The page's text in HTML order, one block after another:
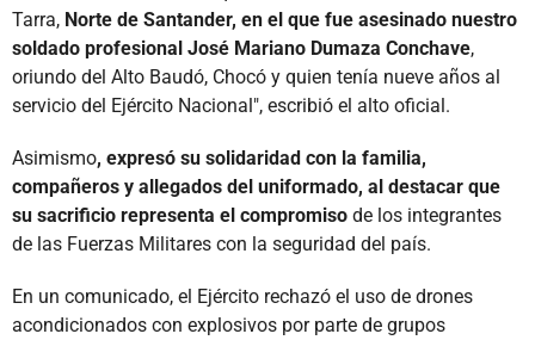
Tarra, Norte de Santander, en el que fue asesinado nuestro
soldado profesional José Mariano Dumaza Conchave,
oriundo del Alto Baudó, Chocó y quien tenía nueve años al
servicio del Ejército Nacional", escribió el alto oficial.
Asimismo, expresó su solidaridad con la familia,
compañeros y allegados del uniformado, al destacar que
su sacrificio representa el compromiso de los integrantes
de las Fuerzas Militares con la seguridad del país.
En un comunicado, el Ejército rechazó el uso de drones
acondicionados con explosivos por parte de grupos